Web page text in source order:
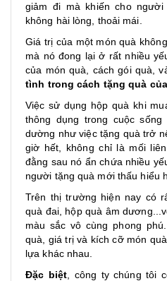
giảm đi mà khiến cho
không hài lòng, thoải mái.
Giá trị của một món quà
mà nó đong lại ở rất nhiều
của món quà, cách gói quà,
tình trong cách tặng quà
Việc sử dụng hộp quà khi
thông dụng trong cuộc
dường như việc tặng quà trở
giờ hết, không chỉ là mối
đằng sau nó ẩn chứa nhiều
người tặng quà mới thấu hiểu
Trên thị trường hiện nay có
quà đai, hộp quà âm
màu sắc vô cùng phong
quà, giá trị và kích cỡ món
lựa khác nhau.
Đặc biệt , công ty chúng tôi